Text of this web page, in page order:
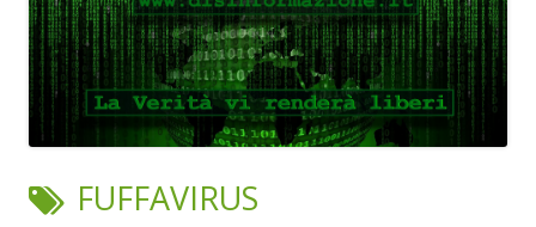
TAG:
FUFFAVIRUS